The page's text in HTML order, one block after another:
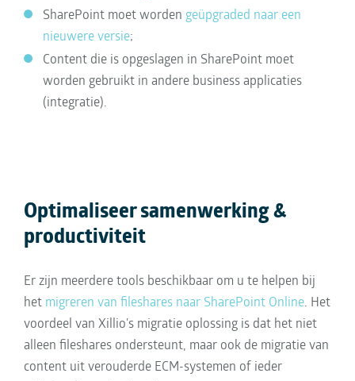
SharePoint moet worden geüpgraded naar een
nieuwere versie;
Content die is opgeslagen in SharePoint moet
worden gebruikt in andere business applicaties
(integratie).
Optimaliseer samenwerking &
productiviteit
Er zijn meerdere tools beschikbaar om u te helpen bij
het migreren van fileshares naar SharePoint Online. Het
voordeel van Xillio's migratie oplossing is dat het niet
alleen fileshares ondersteunt, maar ook de migratie van
content uit verouderde ECM-systemen of ieder